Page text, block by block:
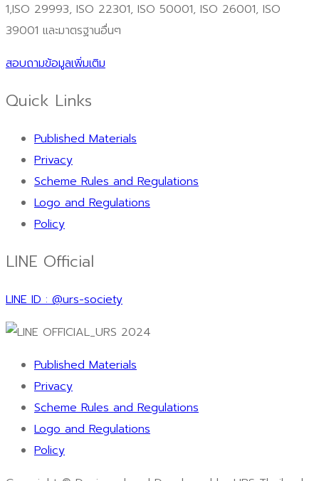
1,ISO 29993, ISO 22301, ISO 50001, ISO 26001, ISO
39001 และมาตรฐานอื่นๆ
สอบถามข้อมูลเพิ่มเติม
Quick Links
Published Materials
Privacy
Scheme Rules and Regulations
Logo and Regulations
Policy
LINE Official
LINE ID : @urs-society
Published Materials
Privacy
Scheme Rules and Regulations
Logo and Regulations
Policy